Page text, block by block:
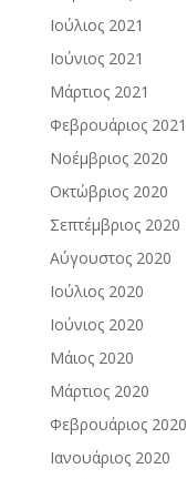
Ιούλιος 2021
Ιούνιος 2021
Μάρτιος 2021
Φεβρουάριος 2021
Νοέμβριος 2020
Οκτώβριος 2020
Σεπτέμβριος 2020
Αύγουστος 2020
Ιούλιος 2020
Ιούνιος 2020
Μάιος 2020
Μάρτιος 2020
Φεβρουάριος 2020
Ιανουάριος 2020